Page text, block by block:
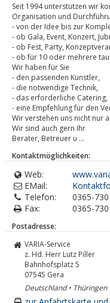
Seit 1994 unterstützen wir
Organisation und
- von der Idee bis zur
- ob Gala, Event, Konzert,
- ob Fest, Party,
- ob für 10 oder mehrere
Wir haben für Sie
- den passenden Künstler,
- die notwendige Technik,
- das erforderliche Catering,
- eine Empfehlung für den
Wir verstehen uns nicht nur
Wir sind auch gern Ihr
Berater, Betreuer u ...
Kontaktmöglichkeiten:
Web:
EMail:
Telefon:
0365-
Fax:
0365-730
Postadresse:
VARIA-Service
z. Hd. Herr Lutz Piller
Bahnhofsplatz 5
07545 Gera
Deutschland • Thüringen